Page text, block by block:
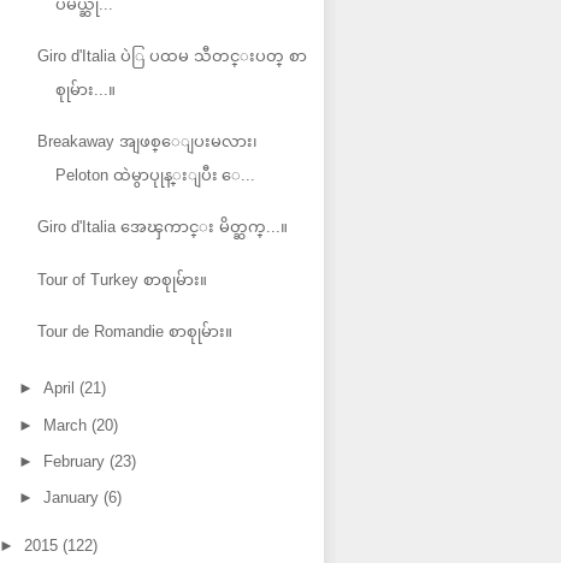
ပမယ္ဆု...
Giro d'Italia ပဲြ ပထမ သီတင္းပတ္ စာ
စုုမ်ား...။
Breakaway အျဖစ္ေျပးမလား၊
Peloton ထဲမွာပုုန္းျပီး ေ...
Giro d'Italia အေၾကာင္း မိတ္ဆက္...။
Tour of Turkey စာစုုမ်ား။
Tour de Romandie စာစုုမ်ား။
► April (21)
► March (20)
► February (23)
► January (6)
► 2015 (122)